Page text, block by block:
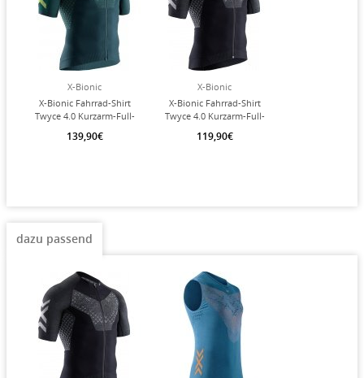
X-Bionic
X-Bionic Fahrrad-Shirt
Twyce 4.0 Kurzarm-Full-
139,90€
X-Bionic
X-Bionic Fahrrad-Shirt
Twyce 4.0 Kurzarm-Full-
119,90€
dazu passend